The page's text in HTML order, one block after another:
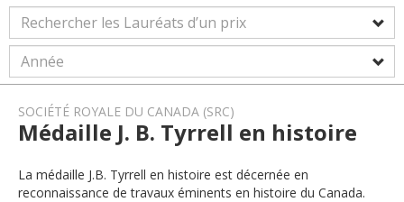
SOCIÉTÉ ROYALE DU CANADA (SRC)
Médaille J. B. Tyrrell en histoire
La médaille J.B. Tyrrell en histoire est décernée en
reconnaissance de travaux éminents en histoire du Canada.